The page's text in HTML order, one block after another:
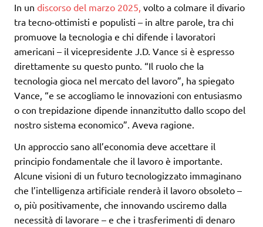
In un discorso del marzo 2025, volto a colmare il divario
tra tecno-ottimisti e populisti – in altre parole, tra chi
promuove la tecnologia e chi difende i lavoratori
americani – il vicepresidente J.D. Vance si è espresso
direttamente su questo punto. “Il ruolo che la
tecnologia gioca nel mercato del lavoro”, ha spiegato
Vance, “e se accogliamo le innovazioni con entusiasmo
o con trepidazione dipende innanzitutto dallo scopo del
nostro sistema economico”. Aveva ragione.
Un approccio sano all’economia deve accettare il
principio fondamentale che il lavoro è importante.
Alcune visioni di un futuro tecnologizzato immaginano
che l’intelligenza artificiale renderà il lavoro obsoleto –
o, più positivamente, che innovando usciremo dalla
necessità di lavorare – e che i trasferimenti di denaro